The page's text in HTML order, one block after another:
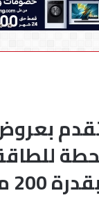
وات